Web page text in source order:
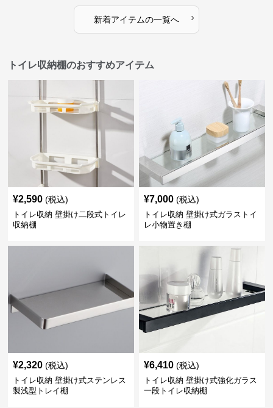
新着アイテムの一覧へ ›
トイレ収納棚のおすすめアイテム
¥2,590 (税込)
トイレ収納 壁掛け二段式トイレ
収納棚
¥7,000 (税込)
トイレ収納 壁掛け式ガラストイ
レ小物置き棚
¥2,320 (税込)
トイレ収納 壁掛け式ステンレス
製浅型トレイ棚
¥6,410 (税込)
トイレ収納 壁掛け式強化ガラス
一段トイレ収納棚